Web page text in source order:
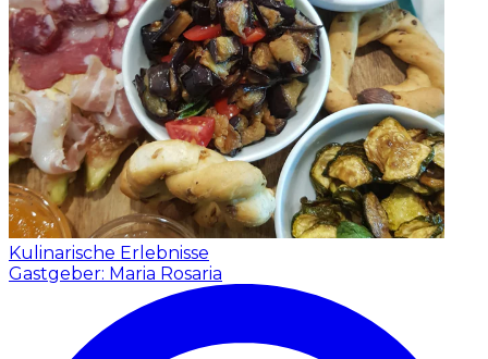
Kulinarische Erlebnisse
Gastgeber: Maria Rosaria